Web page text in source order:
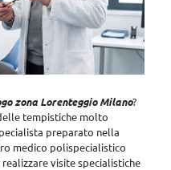
zona Lorenteggio Milano?
tempistiche molto
preparato nella
medico polispecialistico
visite specialistiche